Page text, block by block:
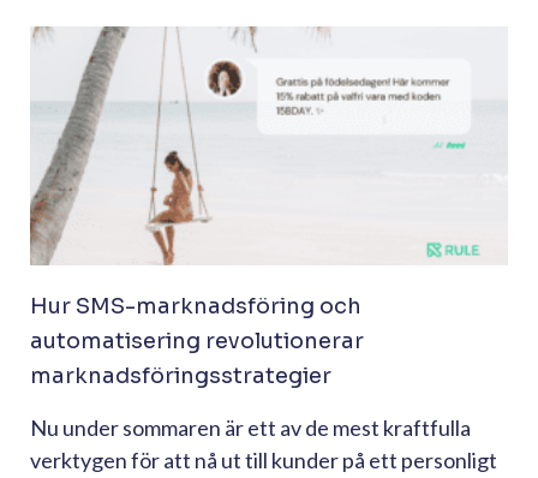
Hur SMS-marknadsföring och
automatisering revolutionerar
marknadsföringsstrategier
Nu under sommaren är ett av de mest kraftfulla
verktygen för att nå ut till kunder på ett personligt